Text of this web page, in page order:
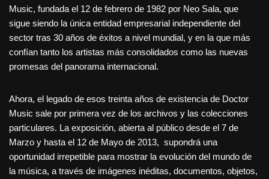
Music, fundada el 12 de febrero de 1982 por Neo Sala, que
sigue siendo la única entidad empresarial independiente del
sector tras 30 años de éxitos a nivel mundial, y en la que más
confían tanto los artistas más consolidados como las nuevas
promesas del panorama internacional.
Ahora, el legado de esos treinta años de existencia de Doctor
Music sale por primera vez de los archivos y las colecciones
particulares. La exposición, abierta al público desde el 7 de
Marzo y hasta el 12 de Mayo de 2013, supondrá una
oportunidad irrepetible para mostrar la evolución del mundo de
la música, a través de imágenes inéditas, documentos, objetos,